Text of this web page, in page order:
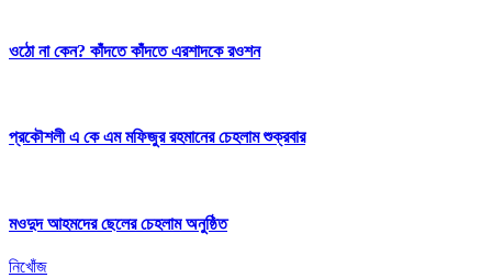
ওঠো না কেন? কাঁদতে কাঁদতে এরশাদকে রওশন
প্রকৌশলী এ কে এম মফিজুর রহমানের চেহলাম শুক্রবার
মওদুদ আহমদের ছেলের চেহলাম অনুষ্ঠিত
নিখোঁজ